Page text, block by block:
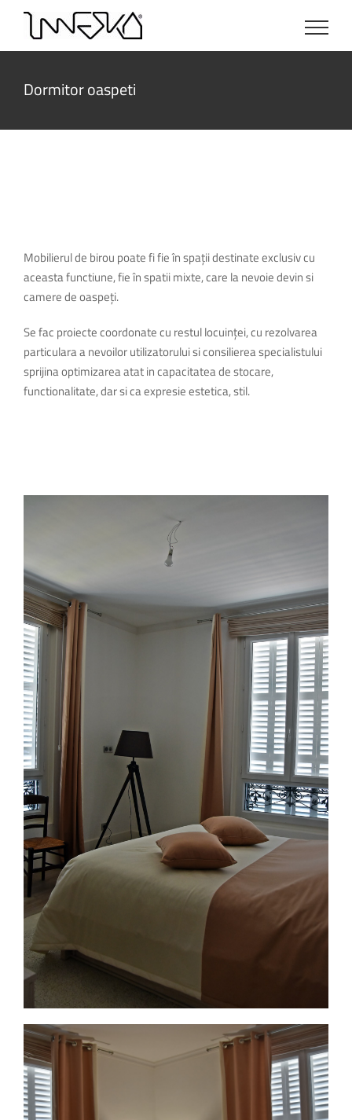
content
Dormitor oaspeti
Mobilierul de birou poate fi fie în spații destinate exclusiv cu
aceasta functiune, fie în spatii mixte, care la nevoie devin si
camere de oaspeți.
Se fac proiecte coordonate cu restul locuinței, cu rezolvarea
particulara a nevoilor utilizatorului si consilierea specialistului
sprijina optimizarea atat in capacitatea de stocare,
functionalitate, dar si ca expresie estetica, stil.